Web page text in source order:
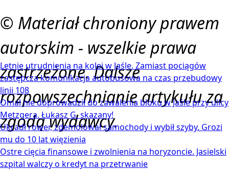
© Materiał chroniony prawem
autorskim - wszelkie prawa
zastrzeżone. Dalsze
rozpowszechnianie artykułu za
zgodą wydawcy.
Letnie utrudnienia na kolei w Jaśle. Zamiast pociągów
zastępcza komunikacja autobusowa na czas przebudowy
linii 108
Omal nie doprowadził do zawalenia bloku w Jaśle przy ulicy
Metzgera. Łukasz G. skazany!
Ukradł rower, zdemolował samochody i wybił szyby. Grozi
mu do 10 lat więzienia
Ostre cięcia finansowe i zwolnienia na horyzoncie. Jasielski
szpital walczy o kredyt na przetrwanie